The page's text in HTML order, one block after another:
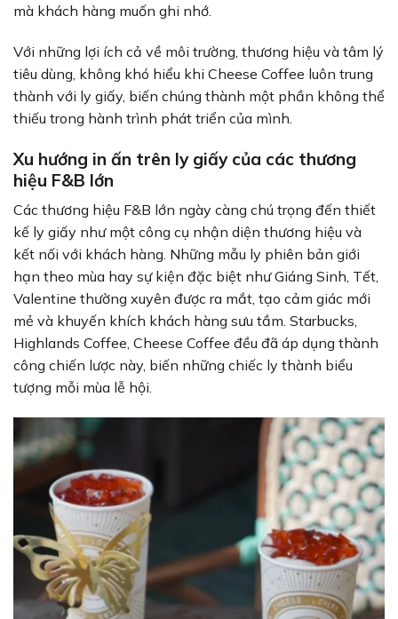
mà khách hàng muốn ghi nhớ.
Với những lợi ích cả về môi trường, thương hiệu và tâm lý
tiêu dùng, không khó hiểu khi Cheese Coffee luôn trung
thành với ly giấy, biến chúng thành một phần không thể
thiếu trong hành trình phát triển của mình.
Xu hướng in ấn trên ly giấy của các thương
hiệu F&B lớn
Các thương hiệu F&B lớn ngày càng chú trọng đến thiết
kế ly giấy như một công cụ nhận diện thương hiệu và
kết nối với khách hàng. Những mẫu ly phiên bản giới
hạn theo mùa hay sự kiện đặc biệt như Giáng Sinh, Tết,
Valentine thường xuyên được ra mắt, tạo cảm giác mới
mẻ và khuyến khích khách hàng sưu tầm. Starbucks,
Highlands Coffee, Cheese Coffee đều đã áp dụng thành
công chiến lược này, biến những chiếc ly thành biểu
tượng mỗi mùa lễ hội.